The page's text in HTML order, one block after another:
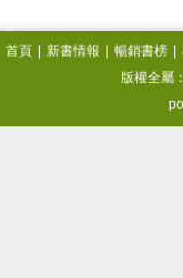
首頁 新書情報 暢銷書榜
版權全屬